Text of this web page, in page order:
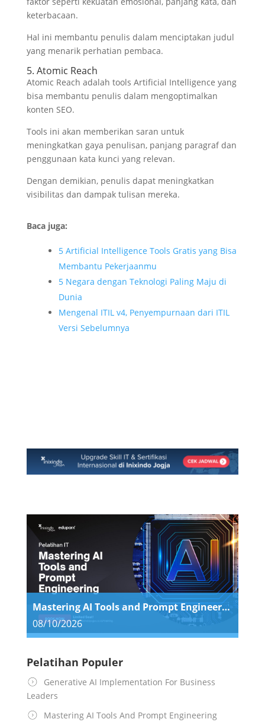
keterbacaan.
Hal ini membantu penulis dalam menciptakan judul
yang menarik perhatian pembaca.
5. Atomic Reach
Atomic Reach adalah tools Artificial Intelligence yang
bisa membantu penulis dalam mengoptimalkan
konten SEO.
Tools ini akan memberikan saran untuk
meningkatkan gaya penulisan, panjang paragraf dan
penggunaan kata kunci yang relevan.
Dengan demikian, penulis dapat meningkatkan
visibilitas dan dampak tulisan mereka.
Baca juga:
5 Artificial Intelligence Tools Gratis yang Bisa
Membantu Pekerjaanmu
5 Negara dengan Teknologi Paling Maju di
Dunia
Mengenal ITIL v4, Penyempurnaan dari ITIL
Versi Sebelumnya
Mastering AI Tools and Prompt Engineering
08/10/2026
Pelatihan Populer
Generative AI Implementation For Business
Leaders
Mastering AI Tools And Prompt Engineering